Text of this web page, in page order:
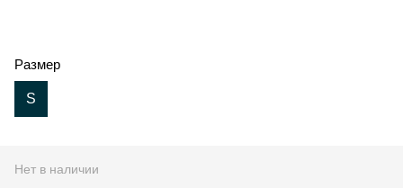
Размер
S
Нет в наличии